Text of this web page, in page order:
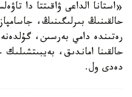
«استانا الداعى ۋاقىتتا دا
حالقىنىڭ بىرلىگىنىڭ،
رەتىندە دامي بەرسىن،
حالقىنا اماندىق،
دەدى ول.